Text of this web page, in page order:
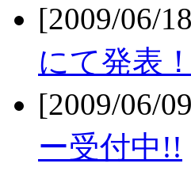
[2009/06/
にて発表！
[2009/06/
ー受付中!!